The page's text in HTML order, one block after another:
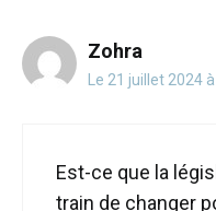
Zohra
Le 21 juillet 2024
Est-ce que la
train de changer